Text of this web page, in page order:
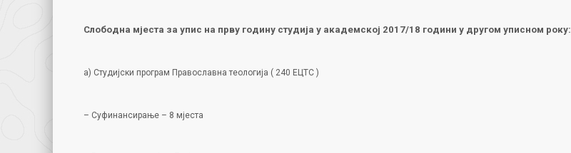
Слободна мјеста за упис на прву годину студија у академској 2017/18 години у другом уписном року:
а) Студијски програм Православна теологија ( 240 ЕЦТС )
– Суфинансирање – 8 мјеста